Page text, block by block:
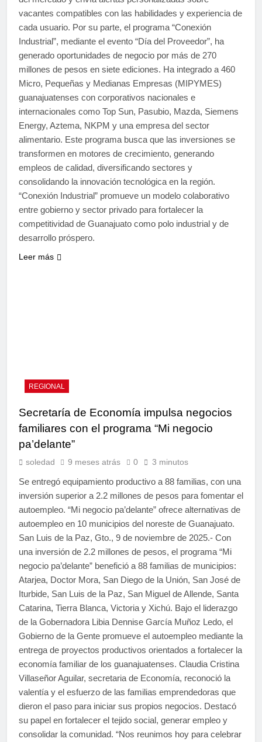
vacantes compatibles con las habilidades y experiencia de
cada usuario. Por su parte, el programa “Conexión
Industrial”, mediante el evento “Día del Proveedor”, ha
generado oportunidades de negocio por más de 270
millones de pesos en siete ediciones. Ha integrado a 460
Micro, Pequeñas y Medianas Empresas (MIPYMES)
guanajuatenses con corporativos nacionales e
internacionales como Top Sun, Pasubio, Mazda, Siemens
Energy, Aztema, NKPM y una empresa del sector
alimentario. Este programa busca que las inversiones se
transformen en motores de crecimiento, generando
empleos de calidad, diversificando sectores y
consolidando la innovación tecnológica en la región.
“Conexión Industrial” promueve un modelo colaborativo
entre gobierno y sector privado para fortalecer la
competitividad de Guanajuato como polo industrial y de
desarrollo próspero.
Leer más
REGIONAL
Secretaría de Economía impulsa negocios
familiares con el programa “Mi negocio
pa’delante”
soledad 9 meses atrás 0 3 minutos
Se entregó equipamiento productivo a 88 familias, con una
inversión superior a 2.2 millones de pesos para fomentar el
autoempleo. “Mi negocio pa’delante” ofrece alternativas de
autoempleo en 10 municipios del noreste de Guanajuato.
San Luis de la Paz, Gto., 9 de noviembre de 2025.- Con
una inversión de 2.2 millones de pesos, el programa “Mi
negocio pa’delante” benefició a 88 familias de municipios:
Atarjea, Doctor Mora, San Diego de la Unión, San José de
Iturbide, San Luis de la Paz, San Miguel de Allende, Santa
Catarina, Tierra Blanca, Victoria y Xichú. Bajo el liderazgo
de la Gobernadora Libia Dennise García Muñoz Ledo, el
Gobierno de la Gente promueve el autoempleo mediante la
entrega de proyectos productivos orientados a fortalecer la
economía familiar de los guanajuatenses. Claudia Cristina
Villaseñor Aguilar, secretaria de Economía, reconoció la
valentía y el esfuerzo de las familias emprendedoras que
dieron el paso para iniciar sus propios negocios. Destacó
su papel en fortalecer el tejido social, generar empleo y
consolidar la comunidad. “Nos reunimos hoy para celebrar